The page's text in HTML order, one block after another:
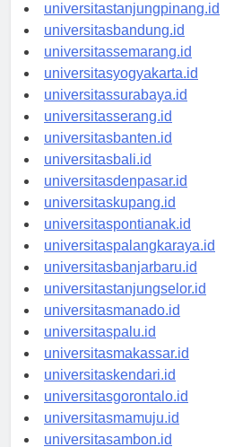
universitaspangkalpinang.id
universitastanjungpinang.id
universitasbandung.id
universitassemarang.id
universitasyogyakarta.id
universitassurabaya.id
universitasserang.id
universitasbanten.id
universitasbali.id
universitasdenpasar.id
universitaskupang.id
universitaspontianak.id
universitaspalangkaraya.id
universitasbanjarbaru.id
universitastanjungselor.id
universitasmanado.id
universitaspalu.id
universitasmakassar.id
universitaskendari.id
universitasgorontalo.id
universitasmamuju.id